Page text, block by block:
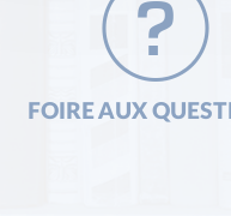
FOIRE AUX